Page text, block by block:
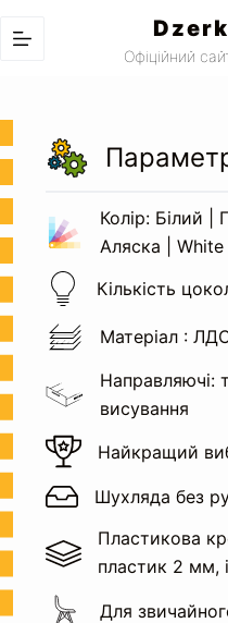
до
Офіційний
Колір: Білий |
Аляска | White
Кількість
Матеріал :
Направляючі:
висування
Найкращий
Шухляда без
Пластикова
пластик 2 мм,
Для